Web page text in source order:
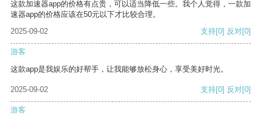
这款加速器app的价格有点贵，可以适当降低一些。我个人觉得，一款加
速器app的价格应该在50元以下才比较合理。
2025-09-02
支持[0] 反对[0]
游客
这款app是我娱乐的好帮手，让我能够放松身心，享受美好时光。
2025-09-02 支持[0] 反对[0]
游客